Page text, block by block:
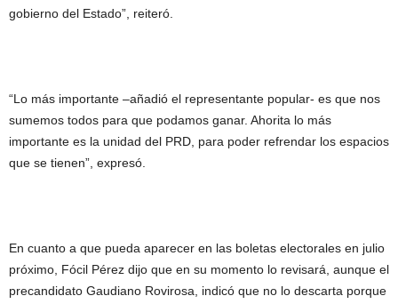
gobierno del Estado”, reiteró.
“Lo más importante –añadió el representante popular- es que nos
sumemos todos para que podamos ganar. Ahorita lo más
importante es la unidad del PRD, para poder refrendar los espacios
que se tienen”, expresó.
En cuanto a que pueda aparecer en las boletas electorales en julio
próximo, Fócil Pérez dijo que en su momento lo revisará, aunque el
precandidato Gaudiano Rovirosa, indicó que no lo descarta porque